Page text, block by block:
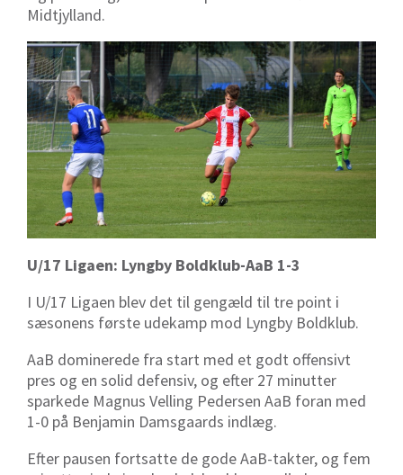
Midtjylland.
U/17 Ligaen: Lyngby Boldklub-AaB 1-3
I U/17 Ligaen blev det til gengæld til tre point i
sæsonens første udekamp mod Lyngby Boldklub.
AaB dominerede fra start med et godt offensivt
pres og en solid defensiv, og efter 27 minutter
sparkede Magnus Velling Pedersen AaB foran med
1-0 på Benjamin Damsgaards indlæg.
Efter pausen fortsatte de gode AaB-takter, og fem